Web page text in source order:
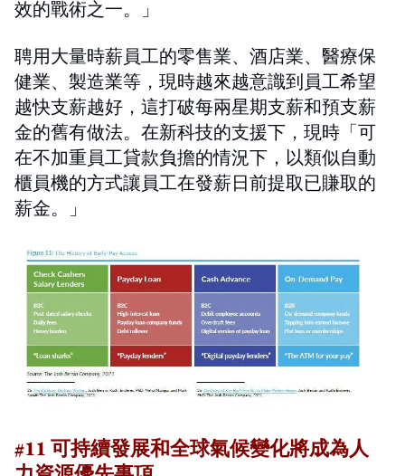
效的戰術之一。」
聘用大量時薪員工的零售業、酒店業、醫療保
健業、製造業等，現時越來越意識到員工希望
越快支薪越好，這打破每兩星期支薪和預支薪
金的舊有做法。在新科技的支援下，現時「可
在不加重員工貸款負擔的情況下，以類似自動
櫃員機的方式讓員工在發薪日前提取已賺取的
薪金。」
#11 可持續發展和全球氣候變化將成為人